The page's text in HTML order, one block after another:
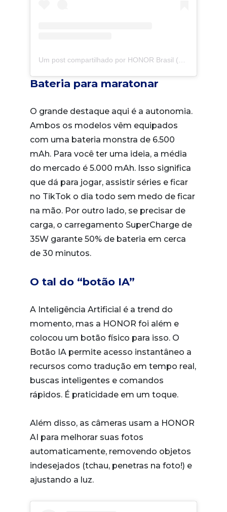
Um post compartilhado por HONOR Brasil (@honormobilebrasil)
Bateria para maratonar
O grande destaque aqui é a autonomia.
Ambos os modelos vêm equipados
com uma bateria monstra de 6.500
mAh. Para você ter uma ideia, a média
do mercado é 5.000 mAh. Isso significa
que dá para jogar, assistir séries e ficar
no TikTok o dia todo sem medo de ficar
na mão. Por outro lado, se precisar de
carga, o carregamento SuperCharge de
35W garante 50% de bateria em cerca
de 30 minutos.
O tal do “botão IA”
A Inteligência Artificial é a trend do
momento, mas a HONOR foi além e
colocou um botão físico para isso. O
Botão IA permite acesso instantâneo a
recursos como tradução em tempo real,
buscas inteligentes e comandos
rápidos. É praticidade em um toque.
Além disso, as câmeras usam a HONOR
AI para melhorar suas fotos
automaticamente, removendo objetos
indesejados (tchau, penetras na foto!) e
ajustando a luz.